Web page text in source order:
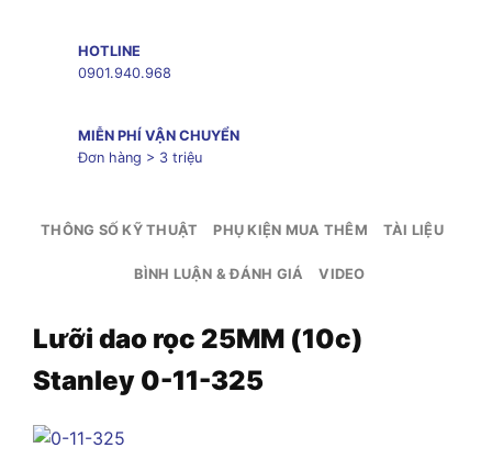
HOTLINE
0901.940.968
MIỄN PHÍ VẬN CHUYỂN
Đơn hàng > 3 triệu
THÔNG SỐ KỸ THUẬT PHỤ KIỆN MUA THÊM TÀI LIỆU
BÌNH LUẬN & ĐÁNH GIÁ VIDEO
Lưỡi dao rọc 25MM (10c)
Stanley 0-11-325